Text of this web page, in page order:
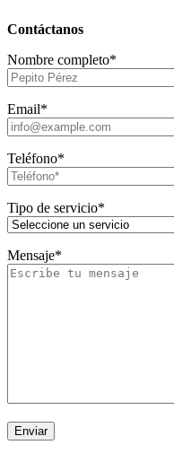
Contáctanos
Nombre completo*
Email*
Teléfono*
Tipo de servicio*
Mensaje*